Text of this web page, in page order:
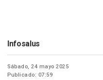
Infosalus
Sábado, 24 mayo 2025
Publicado: 07:59